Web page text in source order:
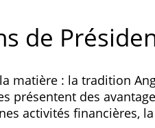
de
matière : la tradition
présentent des
activités financières,